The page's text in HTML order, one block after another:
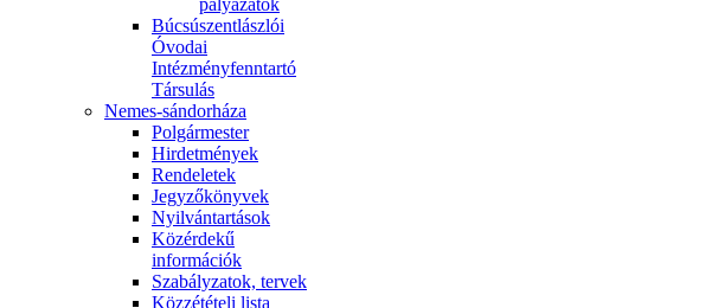
pályázatok
Búcsúszentlászlói
Óvodai
Intézményfenntartó
Társulás
Nemes-sándorháza
Polgármester
Hirdetmények
Rendeletek
Jegyzőkönyvek
Nyilvántartások
Közérdekű
információk
Szabályzatok, tervek
Közzétételi lista